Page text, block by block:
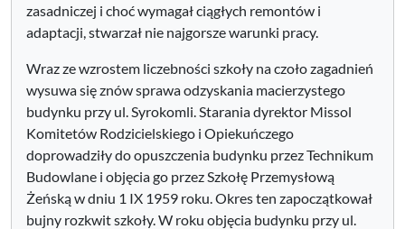
zasadniczej i choć wymagał ciągłych remontów i
adaptacji, stwarzał nie najgorsze warunki pracy.
Wraz ze wzrostem liczebności szkoły na czoło zagadnień
wysuwa się znów sprawa odzyskania macierzystego
budynku przy ul. Syrokomli. Starania dyrektor Missol
Komitetów Rodzicielskiego i Opiekuńczego
doprowadziły do opuszczenia budynku przez Technikum
Budowlane i objęcia go przez Szkołę Przemysłową
Żeńską w dniu 1 IX 1959 roku. Okres ten zapoczątkował
bujny rozkwit szkoły. W roku objęcia budynku przy ul.